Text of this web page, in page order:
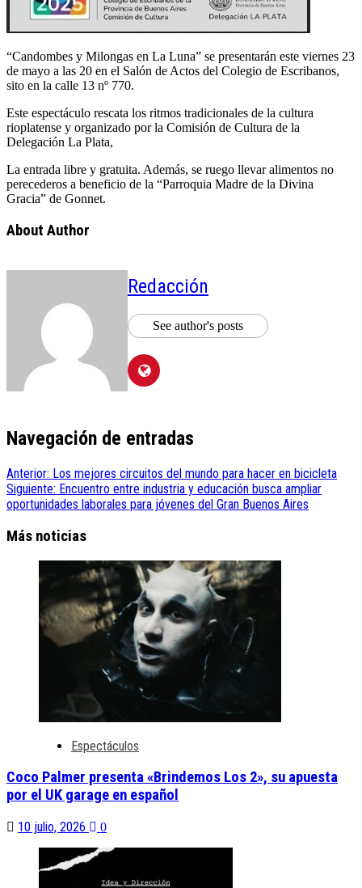
“Candombes y Milongas en La Luna” se presentarán este viernes 23
de mayo a las 20 en el Salón de Actos del Colegio de Escribanos,
sito en la calle 13 nº 770.
Este espectáculo rescata los ritmos tradicionales de la cultura
rioplatense y organizado por la Comisión de Cultura de la
Delegación La Plata,
La entrada libre y gratuita. Además, se ruego llevar alimentos no
perecederos a beneficio de la “Parroquia Madre de la Divina
Gracia” de Gonnet.
About Author
Redacción
See author's posts
Navegación de entradas
Anterior: Los mejores circuitos del mundo para hacer en bicicleta
Siguiente: Encuentro entre industria y educación busca ampliar
oportunidades laborales para jóvenes del Gran Buenos Aires
Más noticias
Espectáculos
Coco Palmer presenta «Brindemos Los 2», su apuesta
por el UK garage en español
10 julio, 2026 0